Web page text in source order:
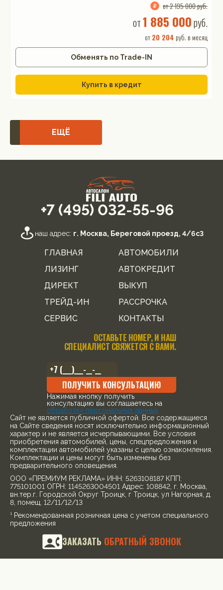
от 2 195 000 руб.
от1 885 000руб.
от20 204 руб. в месяц
Обменять по Trade-IN
Купить в кредит
ЕЩЁ
+7 (495) 032-55-96
наш адрес: г. Москва, Береговой проезд, 4/6с3
ГЛАВНАЯ
АВТОМОБИЛИ
ЛИЗИНГ
АВТОКРЕДИТ
ДИРЕКТ
ВЫКУП
ТРЕЙД-ИН
РАССРОЧКА
СЕРВИС
КОНТАКТЫ
ОСТАВЬТЕ НОМЕР, И НАШ
СПЕЦИАЛИСТ СВЯЖЕТСЯ С ВАМИ.
ПОЛУЧИТЬ КОНСУЛЬТАЦИЮ
Нажимая кнопку получить
консультацию вы соглашаетесь на
обработку персональных данных
Cайт не является публичной офертой. Все содержащиеся
на Сайте сведения носят исключительно информационный
характер и не является исчерпывающими. Все условия
приобретения автомобилей, цены, спецпредложения и
комплектации автомобилей указаны с целью ознакомления.
Комплектации и цены могут быть изменены без
предварительного оповещения.
ООО «ПРЕМИУМ РЕКЛАМА» ИНН: 5263108187 КПП:
775101001 ОГРН: 1145263004501 Адрес: 108842, г. Москва,
вн.тер.г. Городской Округ Троицк, г Троицк, ул Нагорная, д.
8, помещ. 12/11/12/13
¹ Рекомендованная розничная цена с учетом специального
предложения
© 2026, все права защищены
Политика конфиденциальности
ЗАКАЗАТЬ ОБРАТНЫЙ ЗВОНОК